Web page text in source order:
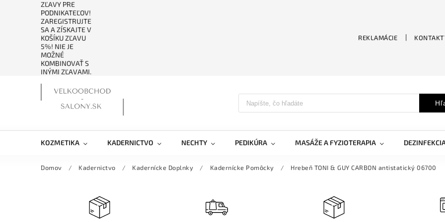
ZĽAVY PRE
PODNIKATEĽOV!
ZAREGISTRUJTE
SA A ZÍSKAJTE V
KOŠÍKU ZĽAVU
5%! NIE JE
MOŽNÉ
KOMBINOVAŤ S
INÝMI ZĽAVAMI.
REKLAMÁCIE
KOZMETIKA KADERNICTVO NECHTY PEDIKÚRA MASÁŽE A FYZIOTERAPIA
Domov / Kadernictvo / Kadernícke Doplnky / Kadernícke Pomôcky / Hrebeň TONI & GUY CARBON antistatický 06700